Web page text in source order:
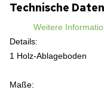
Technische Daten
Weitere
Details:
1 Holz-Ablageboden
Maße: